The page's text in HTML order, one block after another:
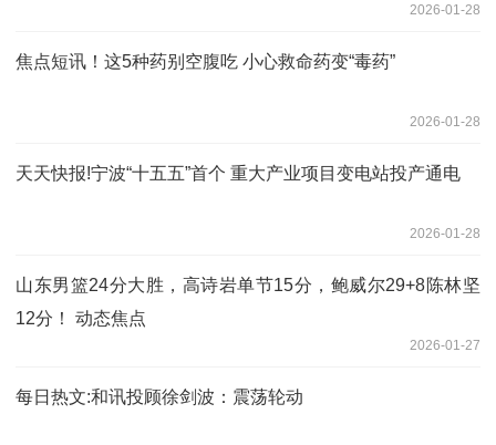
2026-01-28
焦点短讯！这5种药别空腹吃 小心救命药变“毒药”
2026-01-28
天天快报!宁波“十五五”首个 重大产业项目变电站投产通电
2026-01-28
山东男篮24分大胜，高诗岩单节15分，鲍威尔29+8陈林坚
12分！ 动态焦点
2026-01-27
每日热文:和讯投顾徐剑波：震荡轮动